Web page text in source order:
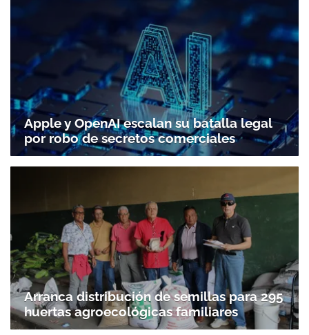
Apple y OpenAI escalan su batalla legal
por robo de secretos comerciales
Arranca distribución de semillas para 295
huertas agroecológicas familiares